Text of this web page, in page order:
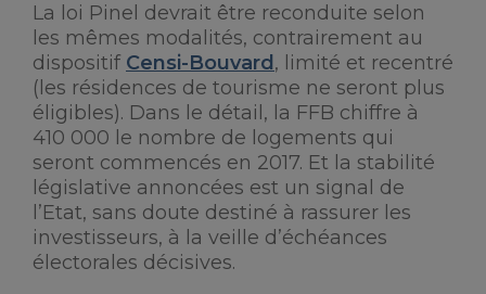
La loi Pinel devrait être reconduite selon
les mêmes modalités, contrairement au
dispositif Censi-Bouvard , limité et recentré
(les résidences de tourisme ne seront plus
éligibles). Dans le détail, la FFB chiffre à
410 000 le nombre de logements qui
seront commencés en 2017. Et la stabilité
législative annoncées est un signal de
l’Etat, sans doute destiné à rassurer les
investisseurs, à la veille d’échéances
électorales décisives.